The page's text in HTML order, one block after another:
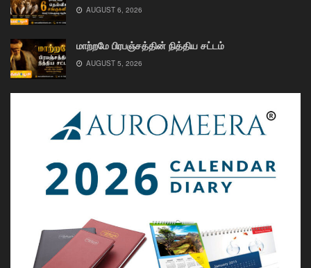
AUGUST 6, 2026
மாற்றமே பிரபஞ்சத்தின் நித்திய சட்டம்
AUGUST 5, 2026